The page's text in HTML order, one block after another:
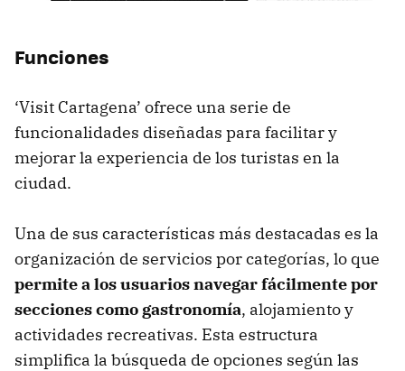
Funciones
‘Visit Cartagena’ ofrece una serie de
funcionalidades diseñadas para facilitar y
mejorar la experiencia de los turistas en la
ciudad.
Una de sus características más destacadas es la
organización de servicios por categorías, lo que
permite a los usuarios navegar fácilmente por
secciones como gastronomía, alojamiento y
actividades recreativas. Esta estructura
simplifica la búsqueda de opciones según las